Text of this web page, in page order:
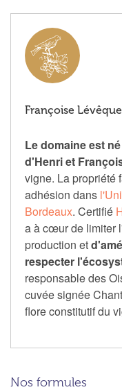
Françoise Lévêque
Le domaine est
d'Henri et
vigne. La propriété
adhésion dans
Bordeaux. Certifié
a à cœur de limiter
production et
respecter
responsable des
cuvée signée
flore constitutif du
Nos formules